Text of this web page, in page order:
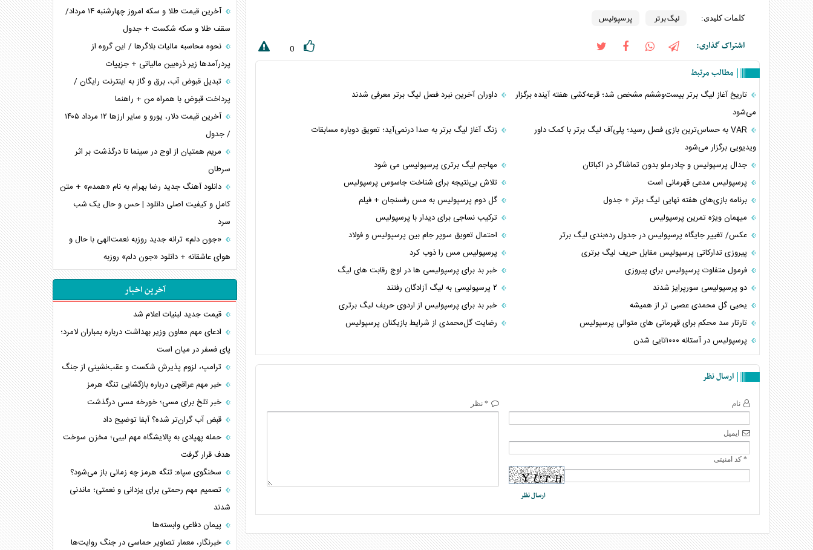
کلمات کلیدی: لیگ برتر پرسپولیس
اشتراک گذاری: 0
مطالب مرتبط
تاریخ آغاز لیگ برتر بیست‌وششم مشخص شد؛ قرعه‌کشی هفته آینده برگزار
می‌شود
داوران آخرین نبرد فصل لیگ برتر معرفی شدند
VAR به حساس‌ترین بازی فصل رسید؛ پلی‌آف لیگ برتر با کمک داور
ویدیویی برگزار می‌شود
زنگ آغاز لیگ برتر به صدا درنمی‌آید؛ تعویق دوباره مسابقات
جدال پرسپولیس و چادرملو بدون تماشاگر در اکباتان
مهاجم لیگ برتری پرسپولیسی می شود
پرسپولیس مدعی قهرمانی است
تلاش بی‌نتیجه برای شناخت جاسوس پرسپولیس
برنامه بازی‌های هفته نهایی لیگ برتر + جدول
گل دوم پرسپولیس به مس رفسنجان + فیلم
میهمان ویژه تمرین پرسپولیس
ترکیب نساجی برای دیدار با پرسپولیس
عکس/ تغییر جایگاه پرسپولیس در جدول رده‌بندی لیگ برتر
احتمال تعویق سوپر جام بین پرسپولیس و فولاد
پیروزی تدارکاتی پرسپولیس مقابل حریف لیگ برتری
پرسپولیس مس را ذوب کرد
فرمول متفاوت پرسپولیس برای پیروزی
خبر بد براى پرسپوليسى ها در اوج رقابت هاى ليگ
دو پرسپولیسی سورپرایز شدند
یحیی گل محمدی عصبی تر از همیشه
خبر بد برای پرسپولیس از اردوی حریف لیگ برتری
تارتار سد محکم برای قهرمانی های متوالی پرسپولیس
رضایت گل‌محمدی از شرایط بازیکنان پرسپولیس
پرسپولیس در آستانه ۱۰۰۰تایی شدن
ارسال نظر
نام
ایمیل
* کد امنیتی
* نظر
آخرین قیمت طلا و سکه امروز چهارشنبه ۱۴ مرداد/
سقف طلا و سکه شکست + جدول
نحوه محاسبه مالیات بلاگر‌ها / این گروه از
پردرآمد‌ها زیر ذره‌بین مالیاتی + جزییات
تبدیل قبوض آب، برق و گاز به اینترنت رایگان /
پرداخت قبوض با همراه من + راهنما
آخرین قیمت دلار، یورو و سایر ارز‌ها ۱۲ مرداد ۱۴۰۵
/ جدول
مریم همتیان از اوج در سینما تا درگذشت بر اثر
سرطان
دانلود آهنگ جدید رضا بهرام به نام «همدم» + متن
کامل و کیفیت اصلی دانلود | حس و حال یک شب
سرد
«جون دلم» ترانه جدید روزبه نعمت‌الهی با حال و
هوای عاشقانه + دانلود «جون دلم» روزبه
آخرین اخبار
قیمت جدید لبنیات اعلام شد
ادعای مهم معاون وزیر بهداشت درباره بمباران لامرد؛
پای فسفر در میان است
ترامپ، لزوم پذیرش شکست و عقب‌نشینی از جنگ
خبر مهم عراقچی درباره بازگشایی تنگه هرمز
خبر تلخ برای مسی؛ خورخه مسی درگذشت
قبض آب گران‌تر شده؟ آبفا توضیح داد
حمله پهپادی به پالایشگاه مهم لیبی؛ مخزن سوخت
هدف قرار گرفت
سخنگوی سپاه: تنگه هرمز چه زمانی باز می‌شود؟
تصمیم مهم رحمتی برای یزدانی و نعمتی؛ ماندنی
شدند
پیمان دفاعی‌ وابسته‌ها
خبرنگار، معمار تصاویر حماسی در جنگ روایت‌ها